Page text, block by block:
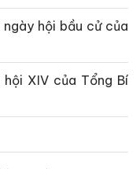
hội bầu cử của
XIV của Tổng Bí